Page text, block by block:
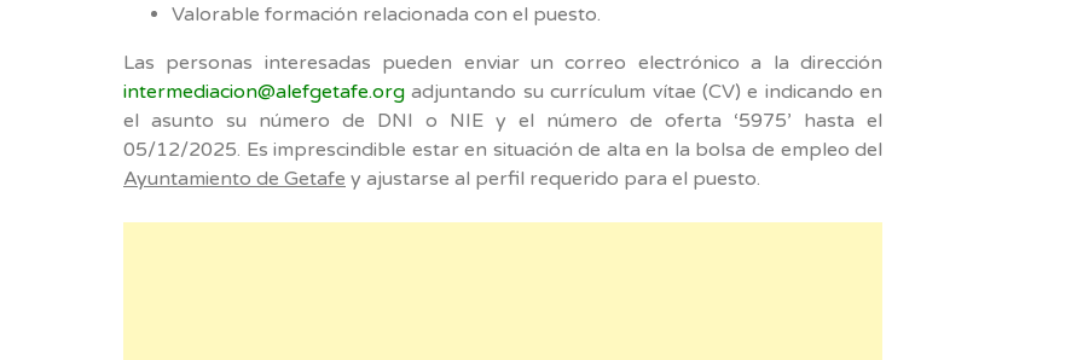
Valorable formación relacionada con el puesto.
Las personas interesadas pueden enviar un correo electrónico a la dirección
intermediacion@alefgetafe.org adjuntando su currículum vítae (CV) e indicando en
el asunto su número de DNI o NIE y el número de oferta ‘5975’ hasta el
05/12/2025. Es imprescindible estar en situación de alta en la bolsa de empleo del
Ayuntamiento de Getafe y ajustarse al perfil requerido para el puesto.